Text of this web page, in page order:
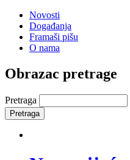
Novosti
Događanja
Framaši pišu
O nama
Obrazac pretrage
Pretraga